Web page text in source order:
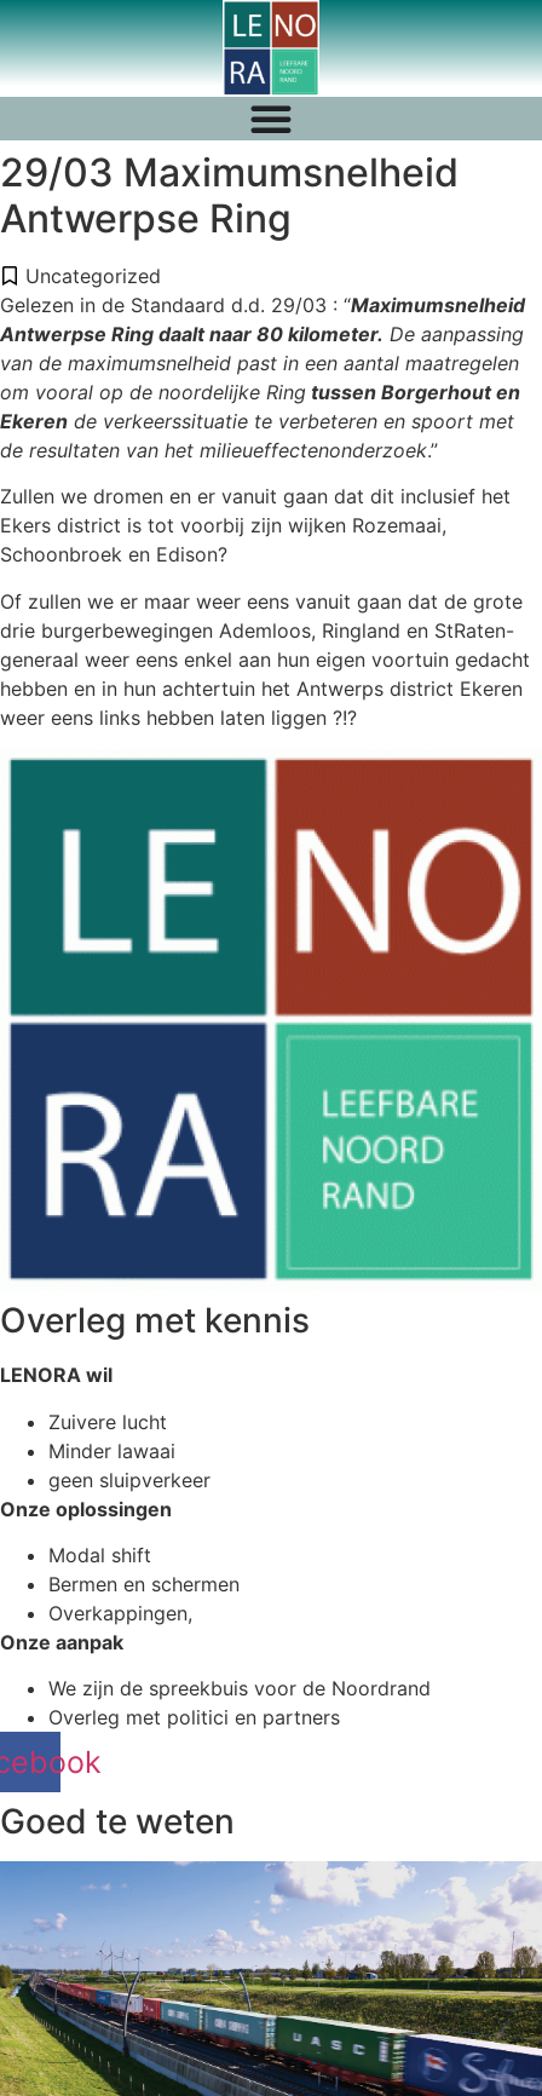
29/03 Maximumsnelheid
Antwerpse Ring
Uncategorized
Gelezen in de Standaard d.d. 29/03 : “Maximumsnelheid
Antwerpse Ring daalt naar 80 kilometer. De aanpassing
van de maximumsnelheid past in een aantal maatregelen
om vooral op de noordelijke Ring tussen Borgerhout en
Ekeren de verkeerssituatie te verbeteren en spoort met
de resultaten van het milieueffectenonderzoek.”
Zullen we dromen en er vanuit gaan dat dit inclusief het
Ekers district is tot voorbij zijn wijken Rozemaai,
Schoonbroek en Edison?
Of zullen we er maar weer eens vanuit gaan dat de grote
drie burgerbewegingen Ademloos, Ringland en StRaten-
generaal weer eens enkel aan hun eigen voortuin gedacht
hebben en in hun achtertuin het Antwerps district Ekeren
weer eens links hebben laten liggen ?!?
Overleg met kennis
LENORA wil
Zuivere lucht
Minder lawaai
geen sluipverkeer
Onze oplossingen
Modal shift
Bermen en schermen
Overkappingen,
Onze aanpak
We zijn de spreekbuis voor de Noordrand
Overleg met politici en partners
Goed te weten